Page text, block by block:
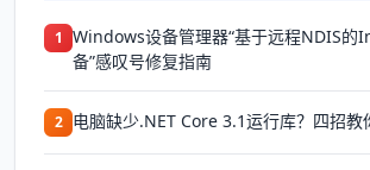
1 Windows设备管理器“基于远程NDIS
备”感叹号修复指南
2 电脑缺少.NET Core 3.1运行库？四招教